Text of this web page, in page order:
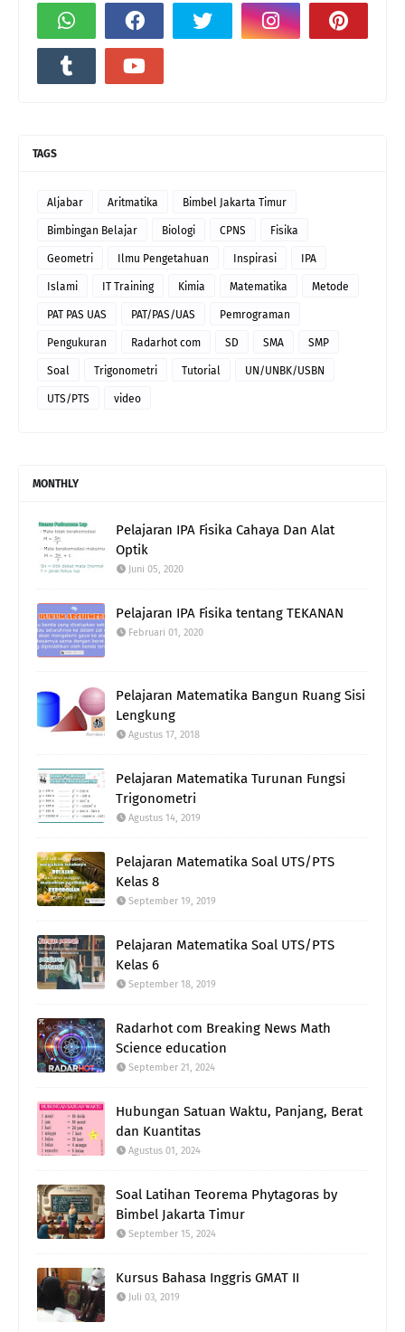
TAGS
Aljabar Aritmatika Bimbel Jakarta Timur
Bimbingan Belajar Biologi CPNS Fisika
Geometri Ilmu Pengetahuan Inspirasi IPA
Islami IT Training Kimia Matematika Metode
PAT PAS UAS PAT/PAS/UAS Pemrograman
Pengukuran Radarhot com SD SMA SMP
Soal Trigonometri Tutorial UN/UNBK/USBN
UTS/PTS video
MONTHLY
Pelajaran IPA Fisika Cahaya Dan Alat
Optik
Juni 05, 2020
Pelajaran IPA Fisika tentang TEKANAN
Februari 01, 2020
Pelajaran Matematika Bangun Ruang Sisi
Lengkung
Agustus 17, 2018
Pelajaran Matematika Turunan Fungsi
Trigonometri
Agustus 14, 2019
Pelajaran Matematika Soal UTS/PTS
Kelas 8
September 19, 2019
Pelajaran Matematika Soal UTS/PTS
Kelas 6
September 18, 2019
Radarhot com Breaking News Math
Science education
September 21, 2024
Hubungan Satuan Waktu, Panjang, Berat
dan Kuantitas
Agustus 01, 2024
Soal Latihan Teorema Phytagoras by
Bimbel Jakarta Timur
September 15, 2024
Kursus Bahasa Inggris GMAT II
Juli 03, 2019